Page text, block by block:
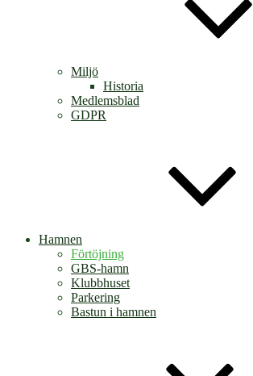
Miljö
Historia
Medlemsblad
GDPR
Hamnen
Förtöjning
GBS-hamn
Klubbhuset
Parkering
Bastun i hamnen